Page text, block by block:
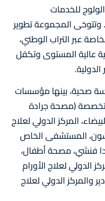
للخدمات
وتتوخى المجموعة تطوير
عبر التراب الوطني،
عالية المستوى وتكفل
حاليا 11 مؤسسة صحية، بينها مؤسسات
(مصحة جرادة
المركز الدولي لعلاج
المستشفى الخاص
دا فنشي، مصحة أطفال،
الدولي لعلاج الأورام
والمركز الدولي لعلاج